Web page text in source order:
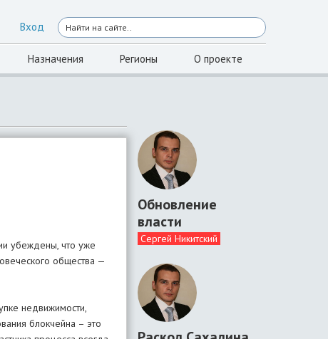
Вход
Назначения Регионы О проекте
убеждены, что уже
общества —
недвижимости,
блокчейна – это
Обновление
власти
Сергей Никитский